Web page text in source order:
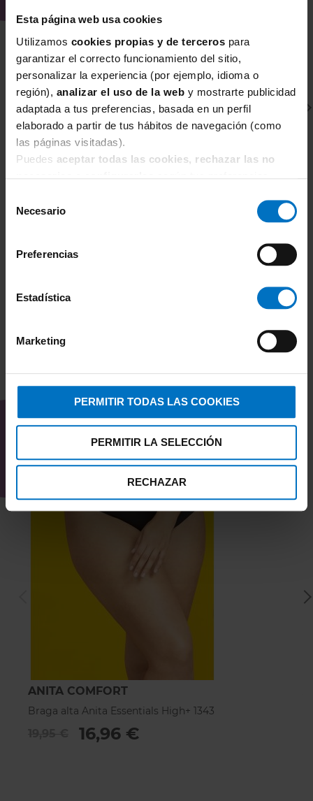
Esta página web usa cookies
Utilizamos cookies propias y de terceros para
garantizar el correcto funcionamiento del sitio,
personalizar la experiencia (por ejemplo, idioma o
región), analizar el uso de la web y mostrarte publicidad
adaptada a tus preferencias, basada en un perfil
elaborado a partir de tus hábitos de navegación (como
las páginas visitadas).
Puedes aceptar todas las cookies, rechazar las no
Necesario
Preferencias
Estadística
Marketing
PERMITIR TODAS LAS COOKIES
PERMITIR LA SELECCIÓN
RECHAZAR
Sujetador con aros con relleno Spacer Anita Claire
79,95 €
TAMBIÉN TE PUEDE
INTERESAR
ANITA COMFORT
Braga alta Anita Essentials High+ 1343
16,96 €